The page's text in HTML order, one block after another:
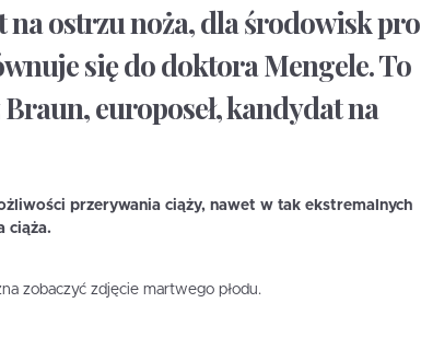
ostrzu noża, dla środowisk pro
się do doktora Mengele. To
europoseł, kandydat na
przerywania ciąży, nawet w tak ekstremalnych
ciąża.
zobaczyć zdjęcie martwego płodu.